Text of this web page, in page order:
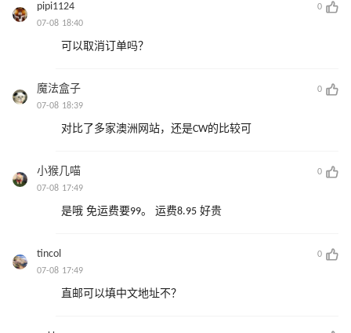
pipi1124
0
07-08 18:40
可以取消订单吗？
魔法盒子
0
07-08 18:39
对比了多家澳洲网站，还是CW的比较可
小猴几喵
0
07-08 17:49
是哦 免运费要99。 运费8.95 好贵
tincol
0
07-08 17:49
直邮可以填中文地址不？